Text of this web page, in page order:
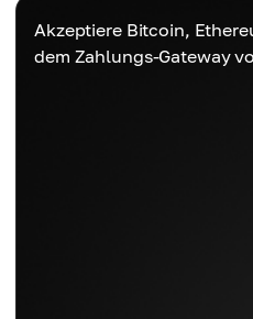
Akzeptiere Bitcoin,
dem Zahlungs-Gateway